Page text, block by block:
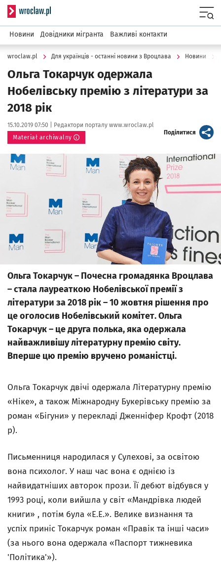
Serwis informacyjny wroclaw.pl
Новини Довідники мігранта Важливі контакти
wroclaw.pl Для українців - останні новини з Вроцлава Новини
Ольга Токарчук одержала
Нобелівську премію з літератури за
2018 рік
Data publikacji:
15.10.2019 07:50 | Autor:
Редактори порталу www.wroclaw.pl
Materiał archiwalny
Поділитися artykuł
Kliknij, aby powiększyć
Ольга Токарчук – Почесна громадянка Вроцлава
– стала лауреаткою Нобелівської премії з
літератури за 2018 рік – 10 жовтня рішення про
це оголосив Нобелівський комітет. Ольга
Токарчук – це друга полька, яка одержала
найважливішу літературну премію світу.
Вперше цю премію вручено романістці.
Ольга Токарчук двічі одержала Літературну премію
«Ніке», а також Міжнародну Букерівську премію за
роман «Бігуни» у перекладі Дженніфер Крофт (2018
р).
Письменниця народилася у Сулехові, за освітою
вона психолог. У наш час вона є однією із
найвидатніших авторок прози. Її дебют відбувся у
1993 році, коли вийшла у світ «Мандрівка людей
книги» , потім була «Е.Е.». Велике визнання та
успіх приніс Токарчук роман «Правік та інші часи»
(за нього вона одержала «Паспорт тижневика
'Політика'»).